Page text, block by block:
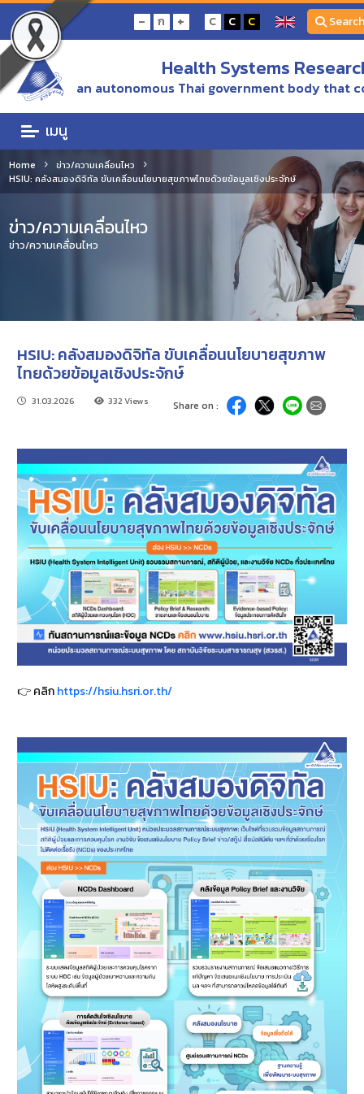
- ก + C C C Search
Health Systems
an autonomous Thai government body that
เมนู
Home
ข่าว/ความเคลื่อนไหว
HSIU: คลังสมองดิจิทัล ขับเคลื่อนนโยบายสุขภาพไทยด้วยข้อมูลเชิงประจักษ์
ข่าว/ความเคลื่อนไหว
ข่าว/ความเคลื่อนไหว
HSIU: คลังสมองดิจิทัล ขับเคลื่อนนโยบายสุขภาพ
ไทยด้วยข้อมูลเชิงประจักษ์
31.03.2026 332 Views Share on :
👉 คลิกhttps://hsiu.hsri.or.th/